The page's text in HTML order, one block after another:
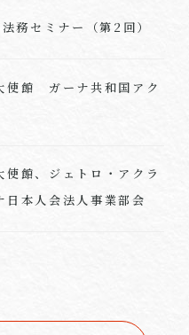
務セミナー（第2回）
使館 ガーナ共和国アク
使館、ジェトロ・アクラ
日本人会法人事業部会